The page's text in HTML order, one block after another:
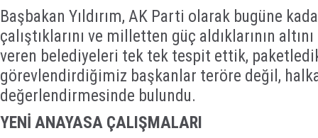
Başbakan Yıldırım, AK Parti olarak bugüne
çalıştıklarını ve milletten güç aldıklarının
veren belediyeleri tek tek tespit ettik,
görevlendirdiğimiz başkanlar teröre değil,
değerlendirmesinde bulundu.
YENİ ANAYASA ÇALIŞMALARI